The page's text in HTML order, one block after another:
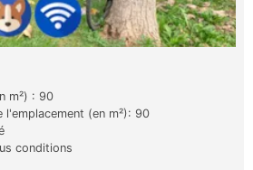
m²) : 90
l'emplacement (en m²): 90
conditions